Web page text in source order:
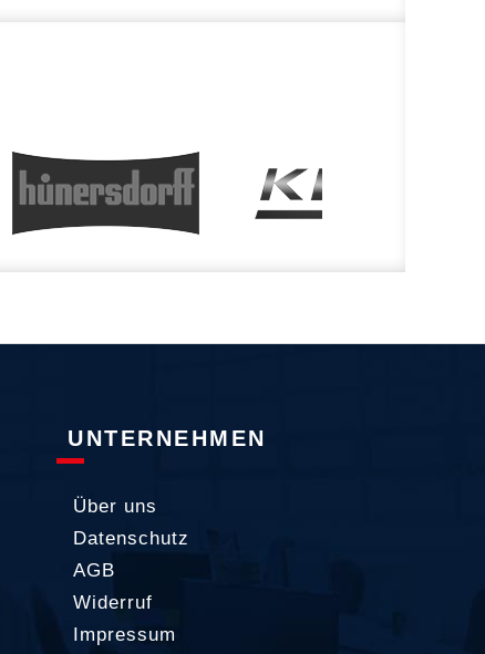
UNTERNEHMEN
Über uns
Datenschutz
AGB
Widerruf
Impressum